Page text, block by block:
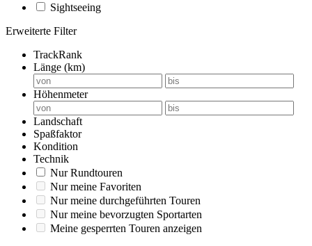
Sightseeing
Erweiterte Filter
TrackRank
Länge (km)
Höhenmeter
Landschaft
Spaßfaktor
Kondition
Technik
Nur Rundtouren
Nur meine Favoriten
Nur meine durchgeführten Touren
Nur meine bevorzugten Sportarten
Meine gesperrten Touren anzeigen